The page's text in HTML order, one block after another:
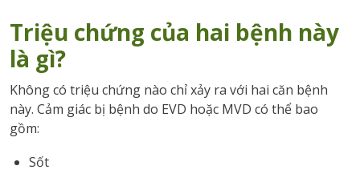
Triệu chứng của hai bệnh này
là gì?
Không có triệu chứng nào chỉ xảy ra với hai căn bệnh
này. Cảm giác bị bệnh do EVD hoặc MVD có thể bao
gồm:
Sốt